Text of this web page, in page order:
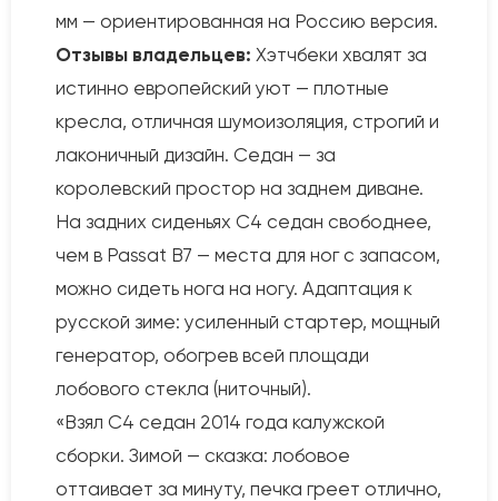
мм — ориентированная на Россию версия.
Отзывы владельцев: Хэтчбеки хвалят за
истинно европейский уют — плотные
кресла, отличная шумоизоляция, строгий и
лаконичный дизайн. Седан — за
королевский простор на заднем диване.
На задних сиденьях C4 седан свободнее,
чем в Passat B7 — места для ног с запасом,
можно сидеть нога на ногу. Адаптация к
русской зиме: усиленный стартер, мощный
генератор, обогрев всей площади
лобового стекла (ниточный).
«Взял C4 седан 2014 года калужской
сборки. Зимой — сказка: лобовое
оттаивает за минуту, печка греет отлично,